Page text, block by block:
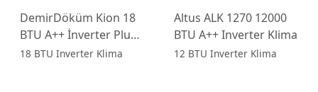
DemirDöküm Kion 18
BTU A++ İnverter Plus
Klima
18 BTU Inverter Klima
Altus ALK 1270 12000
BTU A++ Inverter Klima
12 BTU Inverter Klima